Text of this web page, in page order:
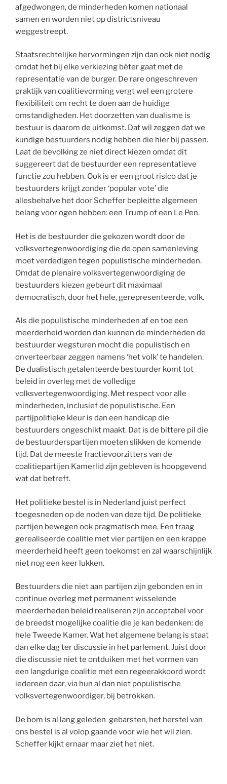
afgedwongen, de minderheden komen nationaal
samen en worden niet op districtsniveau
weggestreept.
Staatsrechtelijke hervormingen zijn dan ook niet nodig
omdat het bij elke verkiezing béter gaat met de
representatie van de burger. De rare ongeschreven
praktijk van coalitievorming vergt wel een grotere
flexibiliteit om recht te doen aan de huidige
omstandigheden. Het doorzetten van dualisme is
bestuur is daarom de uitkomst. Dat wil zeggen dat we
kundige bestuurders nodig hebben die hier bij passen.
Laat de bevolking ze niet direct kiezen omdat dit
suggereert dat de bestuurder een representatieve
functie zou hebben. Ook is er een groot risico dat je
bestuurders krijgt zonder ‘popular vote’ die
allesbehalve het door Scheffer bepleitte algemeen
belang voor ogen hebben: een Trump of een Le Pen.
Het is de bestuurder die gekozen wordt door de
volksvertegenwoordiging die de open samenleving
moet verdedigen tegen populistische minderheden.
Omdat de plenaire volksvertegenwoordiging de
bestuurders kiezen gebeurt dit maximaal
democratisch, door het hele, gerepresenteerde, volk.
Als die populistische minderheden af en toe een
meerderheid worden dan kunnen de minderheden de
bestuurder wegsturen mocht die populistisch en
onverteerbaar zeggen namens ‘het volk’ te handelen.
De dualistisch getalenteerde bestuurder komt tot
beleid in overleg met de volledige
volksvertegenwoordiging. Met respect voor alle
minderheden, inclusief de populistische. Een
partijpolitieke kleur is dan een handicap die
bestuurders ongeschikt maakt. Dat is de bittere pil die
de bestuurderspartijen moeten slikken de komende
tijd. Dat de meeste fractievoorzitters van de
coalitiepartijen Kamerlid zijn gebleven is hoopgevend
wat dat betreft.
Het politieke bestel is in Nederland juist perfect
toegesneden op de noden van deze tijd. De politieke
partijen bewegen ook pragmatisch mee. Een traag
gerealiseerde coalitie met vier partijen en een krappe
meerderheid heeft geen toekomst en zal waarschijnlijk
niet nog een keer lukken.
Bestuurders die niet aan partijen zijn gebonden en in
continue overleg met permanent wisselende
meerderheden beleid realiseren zijn acceptabel voor
de breedst mogelijke coalitie die je kan bedenken: de
hele Tweede Kamer. Wat het algemene belang is staat
dan elke dag ter discussie in het parlement. Juist door
die discussie niet te ontduiken met het vormen van
een langdurige coalitie met een regeerakkoord wordt
iedereen daar, via hun al dan niet populistische
volksvertegenwoordiger, bij betrokken.
De bom is al lang geleden gebarsten, het herstel van
ons bestel is al volop gaande voor wie het wil zien.
Scheffer kijkt ernaar maar ziet het niet.